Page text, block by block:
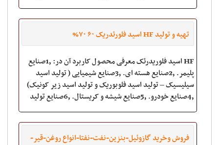
تهیه و تولید HF اسید فلورئدریک ۶۰ ۷۰%
HF اسید فلوریدرئک معرفی محصول کاربرد آن در: 1٫صنایع
پلیمر. 2٫صنایع هسته ای. 3٫صنایع شیمیایی ( تولید اسید
سیلیسیک – تولید اسید فلوبوریک و تولید اسید زیر کونیک)
4٫صنایع خودرو. 5٫صنایع شیشه و کریستال. 6٫صنایع تولید
فروش وخرید گازوئیل-بنزین-نفت-نفتا-انواع روغن-قیر-